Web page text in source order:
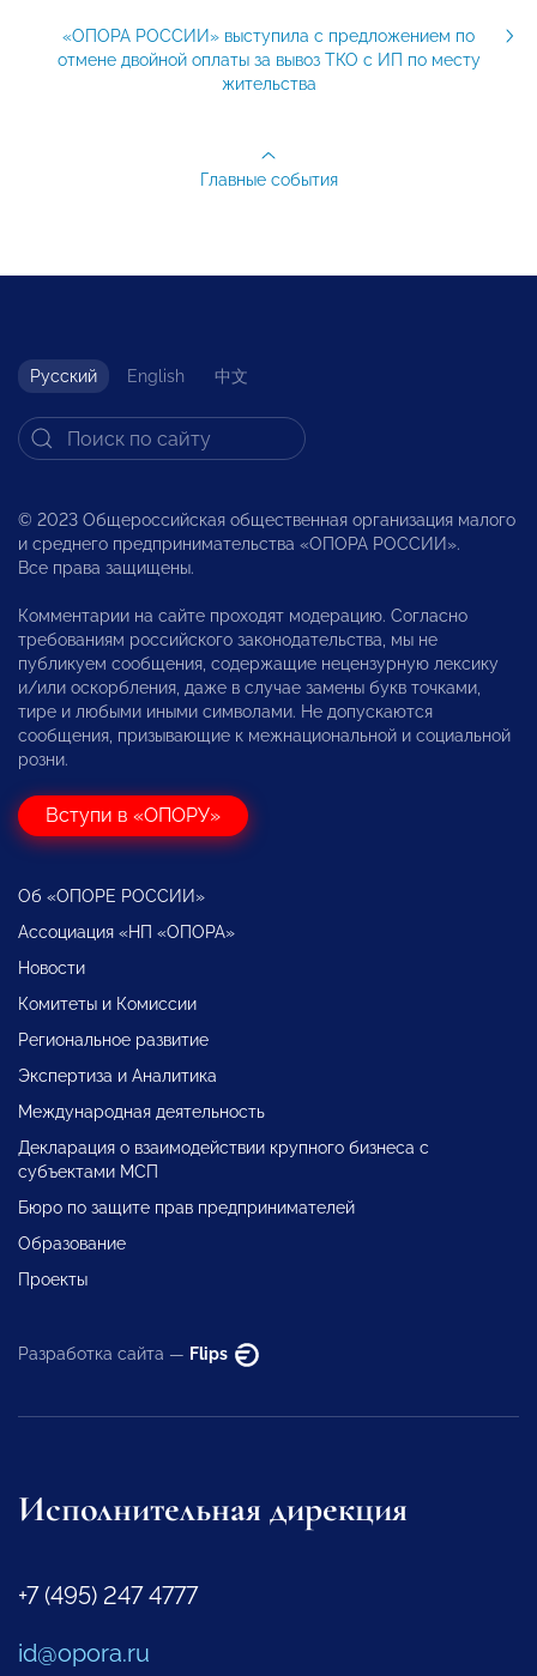
«ОПОРА РОССИИ» выступила с предложением по
отмене двойной оплаты за вывоз ТКО с ИП по месту
жительства
Главные события
Русский English 中文
© 2023 Общероссийская общественная организация малого
и среднего предпринимательства «ОПОРА РОССИИ».
Все права защищены.
Комментарии на сайте проходят модерацию. Согласно
требованиям российского законодательства, мы не
публикуем сообщения, содержащие нецензурную лексику
и/или оскорбления, даже в случае замены букв точками,
тире и любыми иными символами. Не допускаются
сообщения, призывающие к межнациональной и социальной
розни.
Вступи в «ОПОРУ»
Об «ОПОРЕ РОССИИ»
Ассоциация «НП «ОПОРА»
Новости
Комитеты и Комиссии
Региональное развитие
Экспертиза и Аналитика
Международная деятельность
Декларация о взаимодействии крупного бизнеса с
субъектами МСП
Бюро по защите прав предпринимателей
Образование
Проекты
Разработка сайта — Flips
Исполнительная дирекция
+7 (495) 247 4777
id@opora.ru